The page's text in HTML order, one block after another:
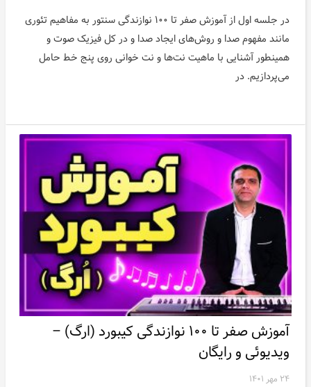
در جلسه اول از آموزش صفر تا ۱۰۰ نوازندگی سنتور به مفاهیم تئوری
مانند مفهوم صدا و روش‌های ایجاد صدا و در کل فیزیک صوت و
همینطور آشنایی با ماهیت نت‌ها و نت خوانی روی پنج خط حامل
می‌پردازیم. در
آموزش صفر تا ۱۰۰ نوازندگی کیبورد (ارگ) –
ویدیوئی و رایگان
۲۴ مهر ۱۴۰۱